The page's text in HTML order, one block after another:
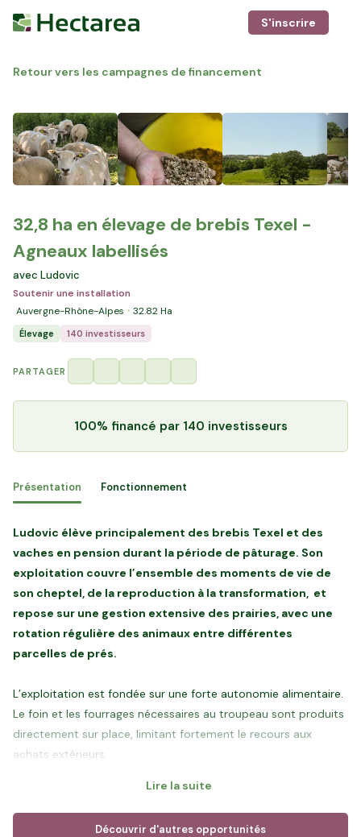
S'inscrire
Retour vers les campagnes de financement
32,8 ha en élevage de brebis Texel -
Agneaux labellisés
avec Ludovic
Soutenir une installation
Auvergne-Rhône-Alpes
32.82Ha
Élevage 140 investisseurs
PARTAGER
100% financé par 140 investisseurs
Présentation Fonctionnement
Ludovic élève principalement des brebis Texel et des
vaches en pension durant la période de pâturage. Son
exploitation couvre l’ensemble des moments de vie de
son cheptel, de la reproduction à la transformation, et
repose sur une gestion extensive des prairies, avec une
rotation régulière des animaux entre différentes
parcelles de prés.
L’exploitation est fondée sur une forte autonomie alimentaire.
Le foin et les fourrages nécessaires au troupeau sont produits
directement sur place, limitant fortement le recours aux
achats extérieurs.
Les agneaux sont commercialisés via une coopérative sous
différents signes de qualité, dont les labels : Label Rouge et
Lire la suite
Découvrir d'autres opportunités